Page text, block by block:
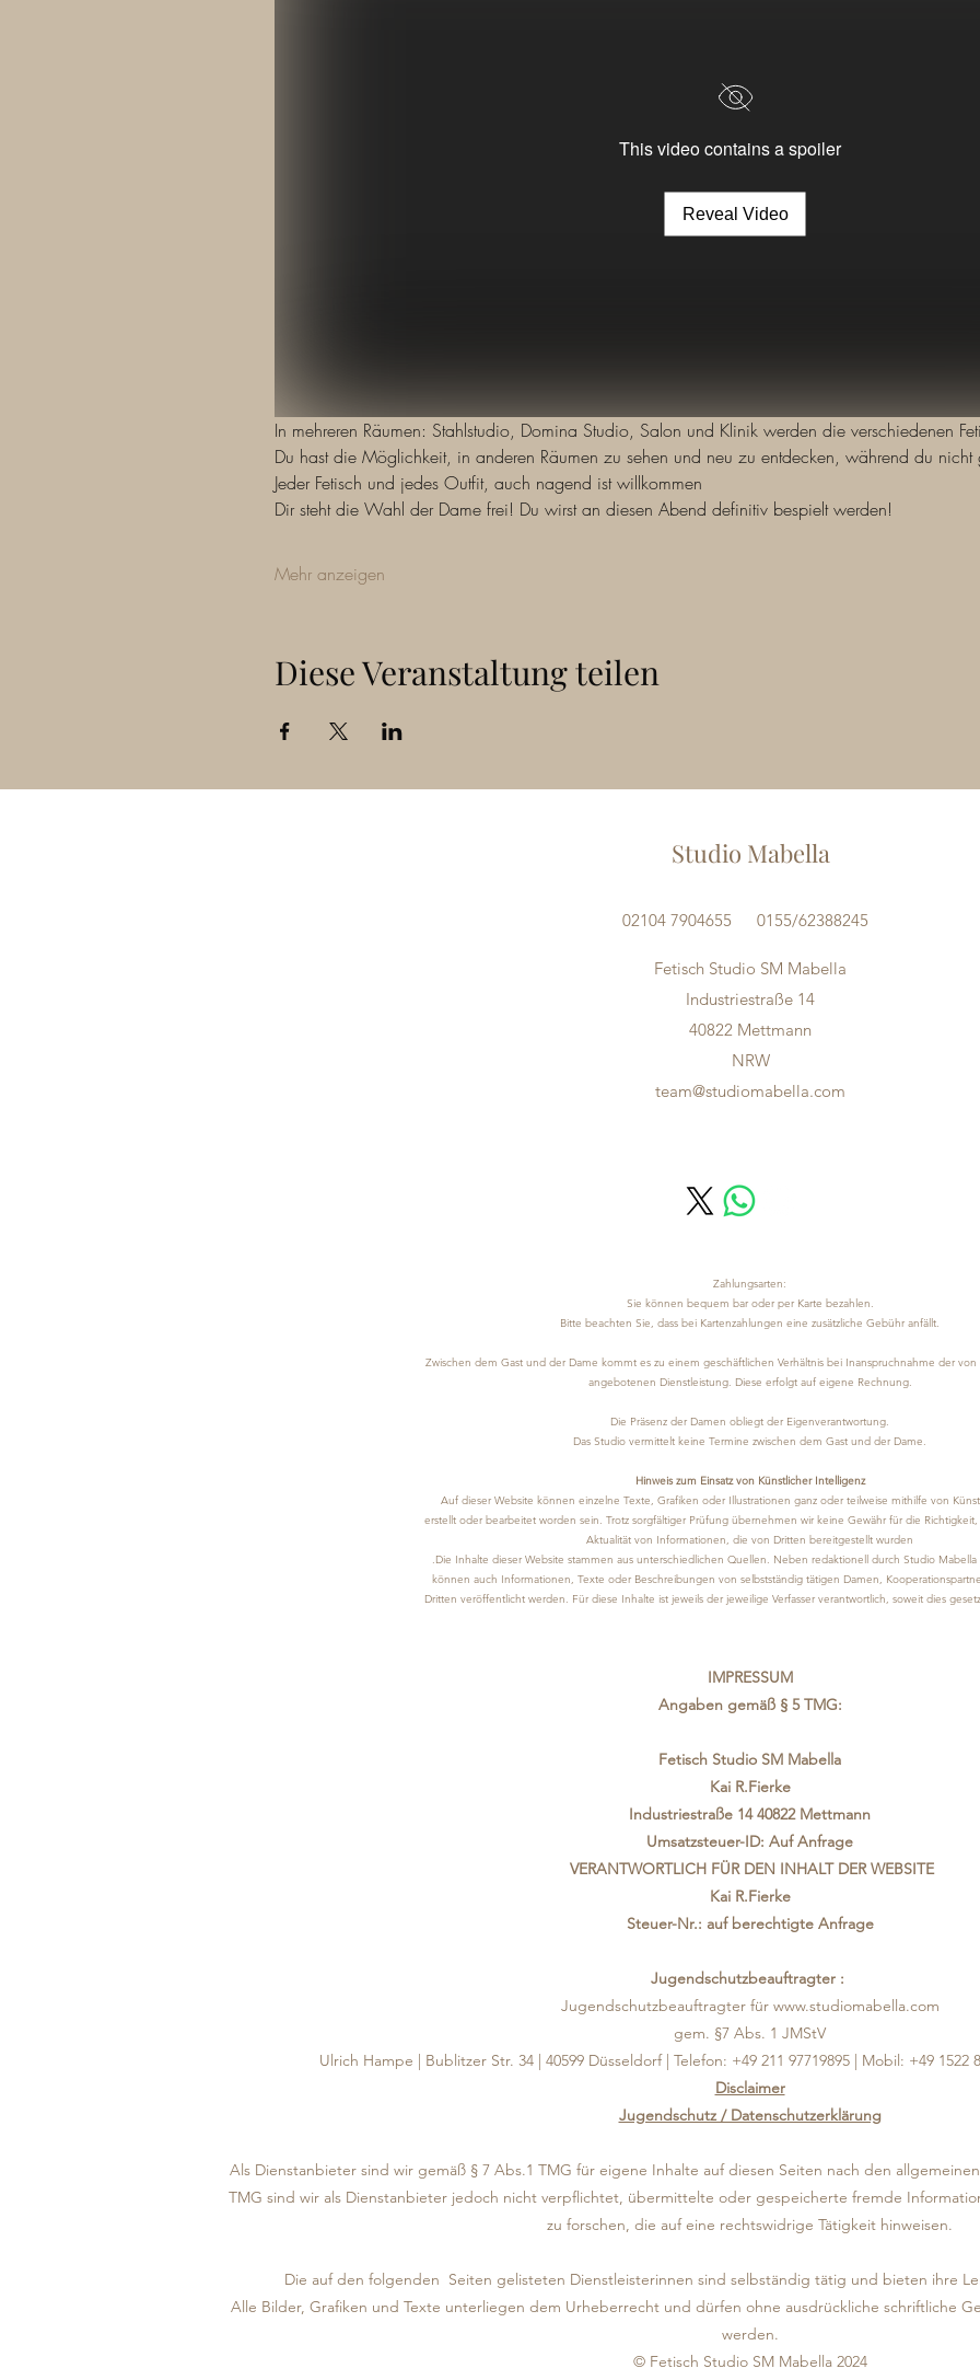
This video contains a spoiler
Reveal Video
In mehreren Räumen: Stahlstudio, Domina Studio, Salon und Klinik werden die verschiedenen
Du hast die Möglichkeit, in anderen Räumen zu sehen und neu zu entdecken, während du nicht
Jeder Fetisch und jedes Outfit, auch nagend ist willkommen
Dir steht die Wahl der Dame frei! Du wirst an diesen Abend definitiv bespielt werden!
Mehr anzeigen
Diese Veranstaltung teilen
Studio Mabella
02104 7904655 0155/62388245
Fetisch Studio SM Mabella
Industriestraße 14
40822 Mettmann
NRW
team@studiomabella.com
Zahlungsarten:
Sie können bequem bar oder per Karte bezahlen.
Bitte beachten Sie, dass bei Kartenzahlungen eine zusätzliche Gebühr anfällt.
Zwischen dem Gast und der Dame kommt es zu einem geschäftlichen Verhältnis bei Inanspruchnahme der
angebotenen Dienstleistung. Diese erfolgt auf eigene Rechnung.
Die Präsenz der Damen obliegt der Eigenverantwortung.
Das Studio vermittelt keine Termine zwischen dem Gast und der Dame.
Hinweis zum Einsatz von Künstlicher Intelligenz
Auf dieser Website können einzelne Texte, Grafiken oder Illustrationen ganz oder teilweise mithilfe von
erstellt oder bearbeitet worden sein. Trotz sorgfältiger Prüfung übernehmen wir keine Gewähr für die Richtigkeit,
Aktualität von Informationen, die von Dritten bereitgestellt wurden
.Die Inhalte dieser Website stammen aus unterschiedlichen Quellen. Neben redaktionell durch Studio
können auch Informationen, Texte oder Beschreibungen von selbstständig tätigen Damen,
Dritten veröffentlicht werden. Für diese Inhalte ist jeweils der jeweilige Verfasser verantwortlich, soweit dies
IMPRESSUM
Angaben gemäß § 5 TMG:
Fetisch Studio SM Mabella
Kai R.Fierke
Industriestraße 14 40822 Mettmann
Umsatzsteuer-ID: Auf Anfrage
VERANTWORTLICH FÜR DEN INHALT DER WEBSITE
Kai R.Fierke
Steuer-Nr.: auf berechtigte Anfrage
Jugendschutzbeauftragter :
Jugendschutzbeauftragter für www.studiomabella.com
gem. §7 Abs. 1 JMStV
Ulrich Hampe | Bublitzer Str. 34 | 40599 Düsseldorf | Telefon: +49 211 97719895 | Mobil: +49 1522
Disclaimer
Jugendschutz / Datenschutzerklärung
Als Dienstanbieter sind wir gemäß § 7 Abs.1 TMG für eigene Inhalte auf diesen Seiten nach den
TMG sind wir als Dienstanbieter jedoch nicht verpflichtet, übermittelte oder gespeicherte fremde
zu forschen, die auf eine rechtswidrige Tätigkeit hinweisen.
Die auf den folgenden Seiten gelisteten Dienstleisterinnen sind selbständig tätig und bieten ihre
Alle Bilder, Grafiken und Texte unterliegen dem Urheberrecht und dürfen ohne ausdrückliche schriftliche
werden.
© Fetisch Studio SM Mabella 2024